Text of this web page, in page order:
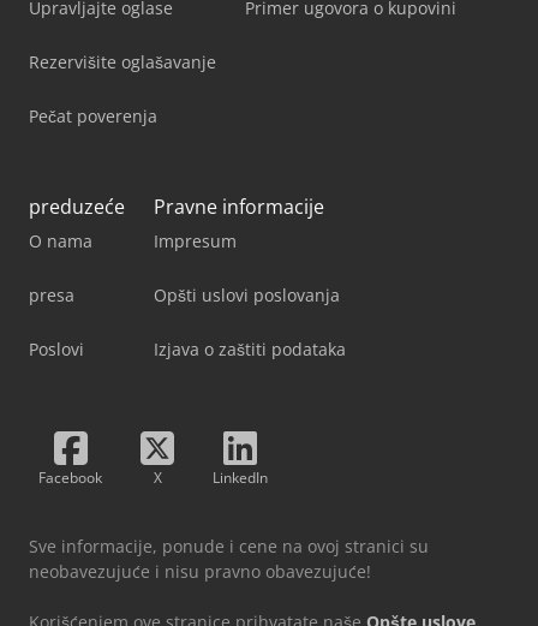
Upravljajte oglase
Rezervišite oglašavanje
Pečat poverenja
Primer ugovora o kupovini
preduzeće
O nama
presa
Poslovi
Pravne informacije
Impresum
Opšti uslovi poslovanja
Izjava o zaštiti podataka
Facebook X LinkedIn
Sve informacije, ponude i cene na ovoj stranici su
neobavezujuće i nisu pravno obavezujuće!